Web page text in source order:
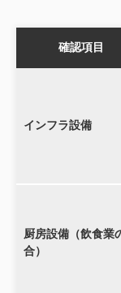
確認項目
インフラ設備
厨房設備（飲食業
合）